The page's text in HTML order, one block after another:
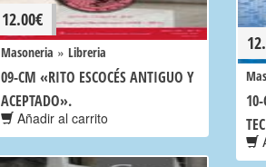
12.00€
Masoneria » Libreria
09-CM «RITO ESCOCÉS ANTIGUO Y
ACEPTADO».
Añadir al carrito